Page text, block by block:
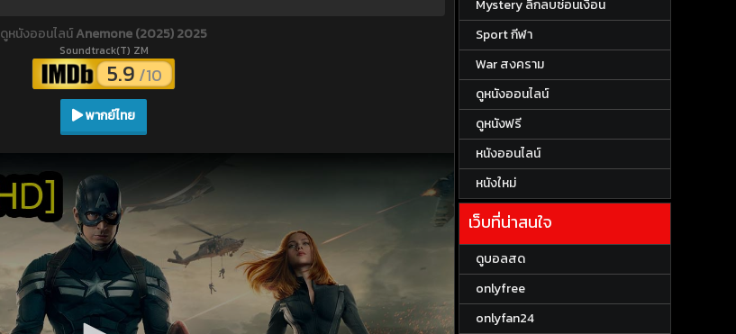
ดูหนังออนไลน์Anemone (2025) 2025
Soundtrack(T) ZM
5.9 /10
พากย์ไทย
Mystery ลึกลบซ่อนเงื่อน
Sport กีฬา
War สงคราม
ดูหนังออนไลน์
ดูหนังฟรี
หนังออนไลน์
หนังใหม่
เว็บที่น่าสนใจ
ดูบอลสด
onlyfree
onlyfan24